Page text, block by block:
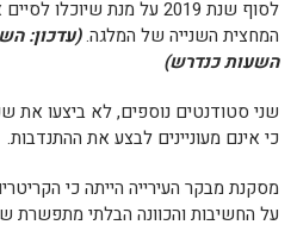
לסוף שנת 2019 על מנת
המחצית השנייה של המלגה.(עדכון:
השעות כנדרש)
שני סטודנטים נוספים, לא ביצעו את
כי אינם מעוניינים לבצע את ההתנדבות.
מסקנת מבקר העירייה הייתה כי
על החשיבות והכוונה הבלתי מתפשרת